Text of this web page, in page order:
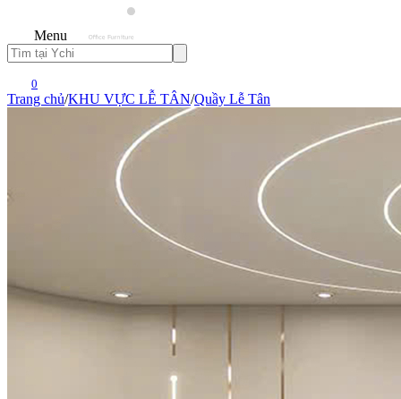
Menu
0
Trang chủ/KHU VỰC LỄ TÂN/Quầy Lễ Tân